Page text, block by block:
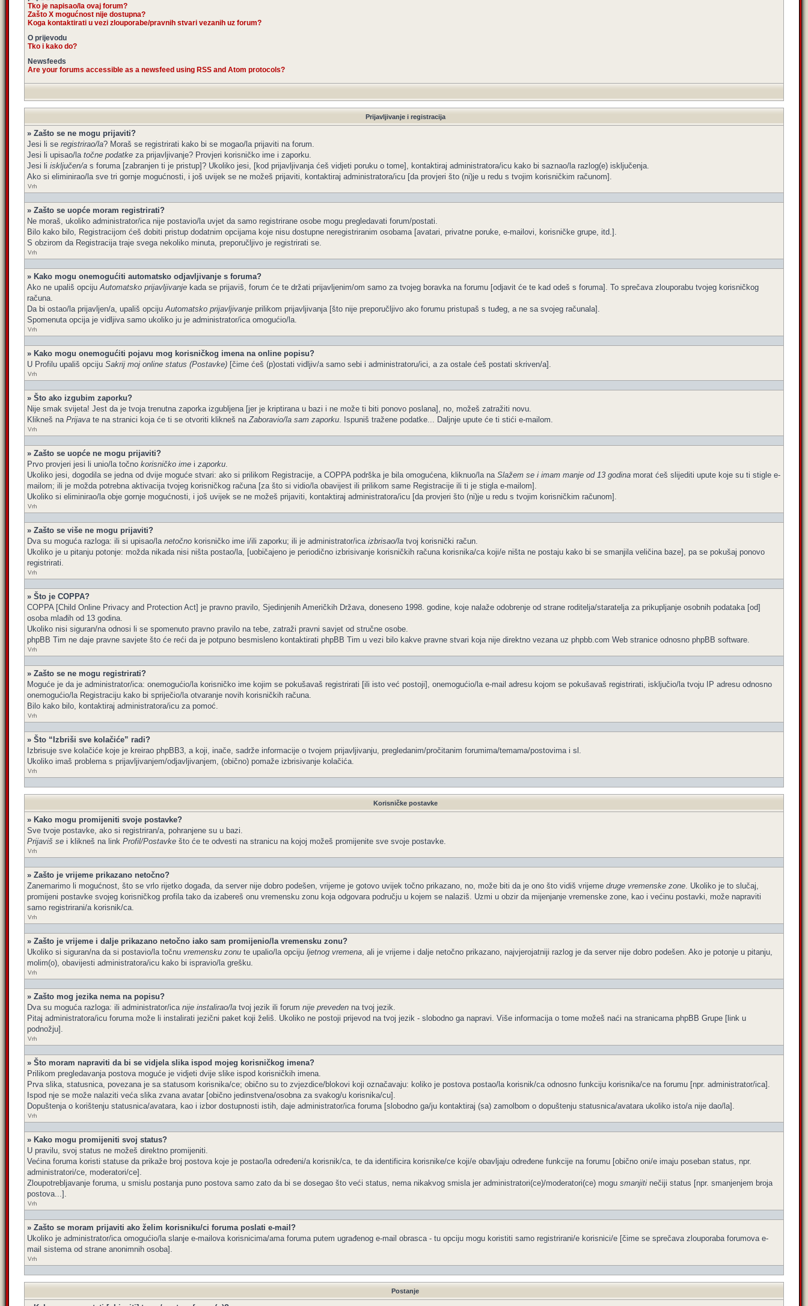
Tko je napisao/la ovaj forum?
Zašto X mogućnost nije dostupna?
Koga kontaktirati u vezi zlouporabe/pravnih stvari vezanih uz forum?
O prijevodu
Tko i kako do?
Newsfeeds
Are your forums accessible as a newsfeed using RSS and Atom protocols?
Prijavljivanje i registracija
» Zašto se ne mogu prijaviti?
Jesi li se registrirao/la? Moraš se registrirati kako bi se mogao/la prijaviti na forum.
Jesi li upisao/la točne podatke za prijavljivanje? Provjeri korisničko ime i zaporku.
Jesi li isključen/a s foruma [zabranjen ti je pristup]? Ukoliko jesi, [kod prijavljivanja ćeš vidjeti poruku o tome], kontaktiraj administratora/icu kako bi saznao/la razlog(e) isključenja.
Ako si eliminirao/la sve tri gornje mogućnosti, i još uvijek se ne možeš prijaviti, kontaktiraj administratora/icu [da provjeri što (ni)je u redu s tvojim korisničkim računom].
Vrh
» Zašto se uopće moram registrirati?
Ne moraš, ukoliko administrator/ica nije postavio/la uvjet da samo registrirane osobe mogu pregledavati forum/postati.
Bilo kako bilo, Registracijom ćeš dobiti pristup dodatnim opcijama koje nisu dostupne neregistriranim osobama [avatari, privatne poruke, e-mailovi, korisničke grupe, itd.].
S obzirom da Registracija traje svega nekoliko minuta, preporučljivo je registrirati se.
Vrh
» Kako mogu onemogućiti automatsko odjavljivanje s foruma?
Ako ne upališ opcijuAutomatsko prijavljivanje kada se prijaviš, forum će te držati prijavljenim/om samo za tvojeg boravka na forumu [odjavit će te kad odeš s foruma]. To sprečava zlouporabu tvojeg korisničkog
računa.
Da bi ostao/la prijavljen/a, upališ opcijuAutomatsko prijavljivanje prilikom prijavljivanja [što nije preporučljivo ako forumu pristupaš s tuđeg, a ne sa svojeg računala].
Spomenuta opcija je vidljiva samo ukoliko ju je administrator/ica omogućio/la.
Vrh
» Kako mogu onemogućiti pojavu mog korisničkog imena na online popisu?
U Profilu upališ opciju Sakrij moj online status (Postavke) [čime ćeš (p)ostati vidljiv/a samo sebi i administratoru/ici, a za ostale ćeš postati skriven/a].
Vrh
» Što ako izgubim zaporku?
Nije smak svijeta! Jest da je tvoja trenutna zaporka izgubljena [jer je kriptirana u bazi i ne može ti biti ponovo poslana], no, možeš zatražiti novu.
Klikneš na Prijava te na stranici koja će ti se otvoriti klikneš naZaboravio/la sam zaporku. Ispuniš tražene podatke... Daljnje upute će ti stići e-mailom.
Vrh
» Zašto se uopće ne mogu prijaviti?
Prvo provjeri jesi li unio/la točno korisničko ime i zaporku.
Ukoliko jesi, dogodila se jedna od dvije moguće stvari: ako si prilikom Registracije, a COPPA podrška je bila omogućena, kliknuo/la na Slažem se i imam manje od 13 godina morat ćeš slijediti upute koje su ti stigle e-
mailom; ili je možda potrebna aktivacija tvojeg korisničkog računa [za što si vidio/la obavijest ili prilikom same Registracije ili ti je stigla e-mailom].
Ukoliko si eliminirao/la obje gornje mogućnosti, i još uvijek se ne možeš prijaviti, kontaktiraj administratora/icu [da provjeri što (ni)je u redu s tvojim korisničkim računom].
Vrh
» Zašto se više ne mogu prijaviti?
Dva su moguća razloga: ili si upisao/la netočno korisničko ime i/ili zaporku; ili je administrator/ica izbrisao/la tvoj korisnički račun.
Ukoliko je u pitanju potonje: možda nikada nisi ništa postao/la, [uobičajeno je periodično izbrisivanje korisničkih računa korisnika/ca koji/e ništa ne postaju kako bi se smanjila veličina baze], pa se pokušaj ponovo
registrirati.
Vrh
» Što je COPPA?
COPPA [Child Online Privacy and Protection Act] je pravno pravilo, Sjedinjenih Američkih Država, doneseno 1998. godine, koje nalaže odobrenje od strane roditelja/staratelja za prikupljanje osobnih podataka [od]
osoba mlađih od 13 godina.
Ukoliko nisi siguran/na odnosi li se spomenuto pravno pravilo na tebe, zatraži pravni savjet od stručne osobe.
phpBB Tim ne daje pravne savjete što će reći da je potpuno besmisleno kontaktirati phpBB Tim u vezi bilo kakve pravne stvari koja nije direktno vezana uz phpbb.com Web stranice odnosno phpBB software.
Vrh
» Zašto se ne mogu registrirati?
Moguće je da je administrator/ica: onemogućio/la korisničko ime kojim se pokušavaš registrirati [ili isto već postoji], onemogućio/la e-mail adresu kojom se pokušavaš registrirati, isključio/la tvoju IP adresu odnosno
onemogućio/la Registraciju kako bi spriječio/la otvaranje novih korisničkih računa.
Bilo kako bilo, kontaktiraj administratora/icu za pomoć.
Vrh
» Što “Izbriši sve kolačiće” radi?
Izbrisuje sve kolačiće koje je kreirao phpBB3, a koji, inače, sadrže informacije o tvojem prijavljivanju, pregledanim/pročitanim forumima/temama/postovima i sl.
Ukoliko imaš problema s prijavljivanjem/odjavljivanjem, (obično) pomaže izbrisivanje kolačića.
Vrh
Korisničke postavke
» Kako mogu promijeniti svoje postavke?
Sve tvoje postavke, ako si registriran/a, pohranjene su u bazi.
Prijaviš se i klikneš na link Profil/Postavke što će te odvesti na stranicu na kojoj možeš promijenite sve svoje postavke.
Vrh
» Zašto je vrijeme prikazano netočno?
Zanemarimo li mogućnost, što se vrlo rijetko događa, da server nije dobro podešen, vrijeme je gotovo uvijek točno prikazano, no, može biti da je ono što vidiš vrijeme druge vremenske zone. Ukoliko je to slučaj,
promijeni postavke svojeg korisničkog profila tako da izabereš onu vremensku zonu koja odgovara području u kojem se nalaziš. Uzmi u obzir da mijenjanje vremenske zone, kao i većinu postavki, može napraviti
samo registrirani/a korisnik/ca.
Vrh
» Zašto je vrijeme i dalje prikazano netočno iako sam promijenio/la vremensku zonu?
Ukoliko si siguran/na da si postavio/la točnu vremensku zonu te upalio/la opciju ljetnog vremena, ali je vrijeme i dalje netočno prikazano, najvjerojatniji razlog je da server nije dobro podešen. Ako je potonje u pitanju,
molim(o), obavijesti administratora/icu kako bi ispravio/la grešku.
Vrh
» Zašto mog jezika nema na popisu?
Dva su moguća razloga: ili administrator/ica nije instalirao/la tvoj jezik ili forum nije preveden na tvoj jezik.
Pitaj administratora/icu foruma može li instalirati jezični paket koji želiš. Ukoliko ne postoji prijevod na tvoj jezik - slobodno ga napravi. Više informacija o tome možeš naći na stranicama phpBB Grupe [link u
podnožju].
Vrh
» Što moram napraviti da bi se vidjela slika ispod mojeg korisničkog imena?
Prilikom pregledavanja postova moguće je vidjeti dvije slike ispod korisničkih imena.
Prva slika, statusnica, povezana je sa statusom korisnika/ce; obično su to zvjezdice/blokovi koji označavaju: koliko je postova postao/la korisnik/ca odnosno funkciju korisnika/ce na forumu [npr. administrator/ica].
Ispod nje se može nalaziti veća slika zvana avatar [obično jedinstvena/osobna za svakog/u korisnika/cu].
Dopuštenja o korištenju statusnica/avatara, kao i izbor dostupnosti istih, daje administrator/ica foruma [slobodno ga/ju kontaktiraj (sa) zamolbom o dopuštenju statusnica/avatara ukoliko isto/a nije dao/la].
Vrh
» Kako mogu promijeniti svoj status?
U pravilu, svoj status ne možeš direktno promijeniti.
Većina foruma koristi statuse da prikaže broj postova koje je postao/la određeni/a korisnik/ca, te da identificira korisnike/ce koji/e obavljaju određene funkcije na forumu [obično oni/e imaju poseban status, npr.
administratori/ce, moderatori/ce].
Zloupotrebljavanje foruma, u smislu postanja puno postova samo zato da bi se dosegao što veći status, nema nikakvog smisla jer administratori(ce)/moderatori(ce) mogu smanjiti nečiji status [npr. smanjenjem broja
postova...].
Vrh
» Zašto se moram prijaviti ako želim korisniku/ci foruma poslati e-mail?
Ukoliko je administrator/ica omogućio/la slanje e-mailova korisnicima/ama foruma putem ugrađenog e-mail obrasca - tu opciju mogu koristiti samo registrirani/e korisnici/e [čime se sprečava zlouporaba forumova e-
mail sistema od strane anonimnih osoba].
Vrh
Postanje